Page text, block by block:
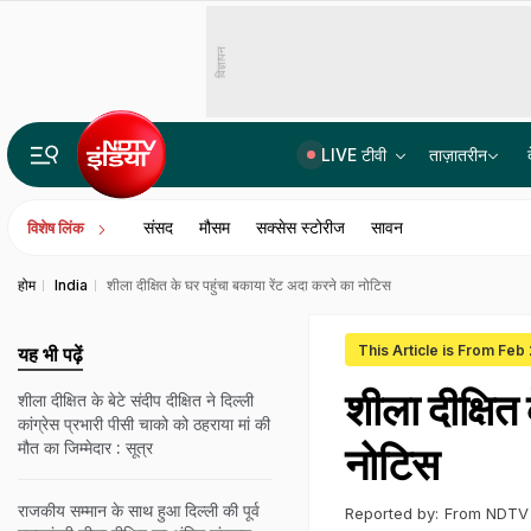
विज्ञापन
LIVE टीवी ताज़ातरीन
विशेष लिंक संसद मौसम सक्सेस स्टोरीज सावन
होम India शीला दीक्षित के घर पहुंचा बकाया रेंट अदा करने का नोटिस
This Article is From Feb
शीला
नोटिस
Reported by: From
यह भी पढ़ें
शीला दीक्षित के बेटे संदीप दीक्षित ने दिल्ली
कांग्रेस प्रभारी पीसी चाको को ठहराया मां की
मौत का जिम्मेदार : सूत्र
राजकीय सम्मान के साथ हुआ दिल्ली की पूर्व